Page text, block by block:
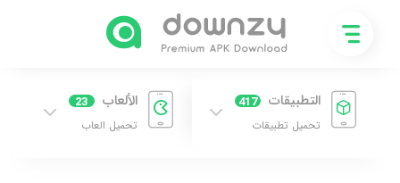
التطبيقات 417
تحميل تطبيقات
الألعاب 23
تحميل العاب